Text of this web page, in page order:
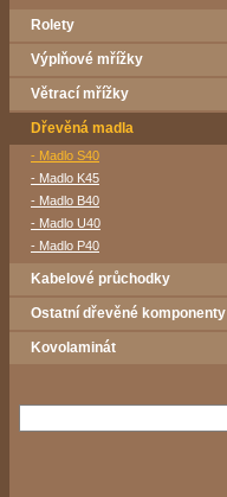
Rolety
Výplňové mřížky
Větrací mřížky
Dřevěná madla
- Madlo S40
- Madlo K45
- Madlo B40
- Madlo U40
- Madlo P40
Kabelové průchodky
Ostatní dřevěné komponenty
Kovolaminát